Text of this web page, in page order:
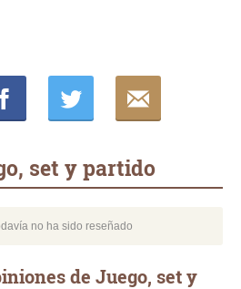
set y partido
no ha sido reseñado
de Juego, set y